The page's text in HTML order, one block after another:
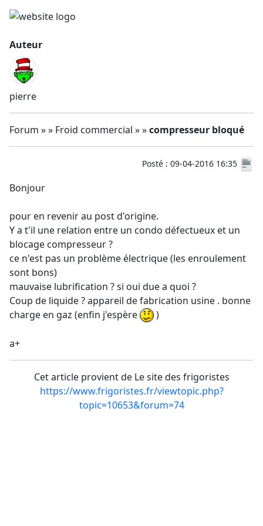
Auteur
pierre
Forum » » Froid commercial » »compresseur bloqué
Posté : 09-04-2016 16:35
Bonjour
pour en revenir au post d'origine.
Y a t'il une relation entre un condo défectueux et un
blocage compresseur ?
ce n'est pas un problème électrique (les enroulement
sont bons)
mauvaise lubrification ? si oui due a quoi ?
Coup de liquide ? appareil de fabrication usine . bonne
charge en gaz (enfin j'espère
)
a+
Cet article provient de Le site des frigoristes
https://www.frigoristes.fr/viewtopic.php?
topic=10653&forum=74